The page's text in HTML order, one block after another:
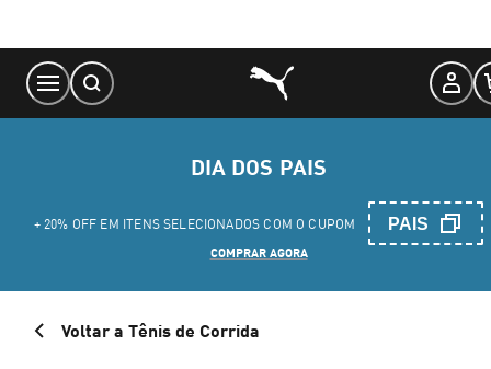
Content
DIA DOS PAIS
+ 20% OFF EM ITENS SELECIONADOS COM O CUPOM PAIS
COMPRAR AGORA
Voltar a Tênis de Corrida